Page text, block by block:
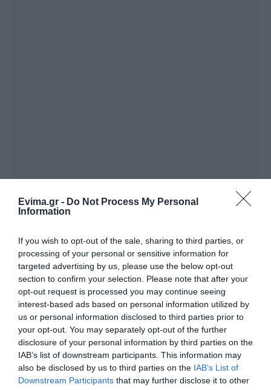
Evima.gr - Do Not Process My Personal
Information
If you wish to opt-out of the sale, sharing to third parties, or
processing of your personal or sensitive information for
targeted advertising by us, please use the below opt-out
section to confirm your selection. Please note that after your
opt-out request is processed you may continue seeing
interest-based ads based on personal information utilized by
us or personal information disclosed to third parties prior to
your opt-out. You may separately opt-out of the further
disclosure of your personal information by third parties on the
IAB’s list of downstream participants. This information may
also be disclosed by us to third parties on the IAB’s List of
Downstream Participants that may further disclose it to other
ΔΙΑΒΑΣΤΕ ΕΠΙΣΗΣ
Σε αυτό τον Δήμο της Εύβοιας τα έργα δεν
κάνουν διακοπές! Που έριξε άσφαλτο ο
δήμαρχος
Μεταμόρφωση του Σωτήρος: Η γιορτή που θα
θυμίζει πάντα την καταστροφική φωτιά στη
Βόρεια Εύβοια